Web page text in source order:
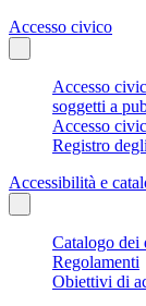
Accesso civico
Accesso
soggetti a
Accesso
Registro
Accessibilità e
Catalogo dei
Regolamenti
Obiettivi di